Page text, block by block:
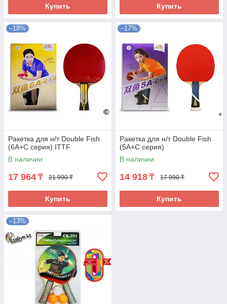
Купить Купить
–18%
Ракетка для н/т Double Fish
(6A+C серия) ITTF
В наличии
17 964 ₸ 21 990 ₸
Купить
–17%
Ракетка для н/т Double Fish
(5A+C серия)
В наличии
14 918 ₸ 17 990 ₸
Купить
–13%